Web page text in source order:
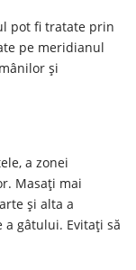
pot fi tratate prin
pe meridianul
și
a zonei
Masați mai
și alta a
gâtului. Evitați să